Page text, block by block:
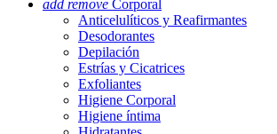
add remove Corporal
Anticelulíticos y Reafirmantes
Desodorantes
Depilación
Estrías y Cicatrices
Exfoliantes
Higiene Corporal
Higiene íntima